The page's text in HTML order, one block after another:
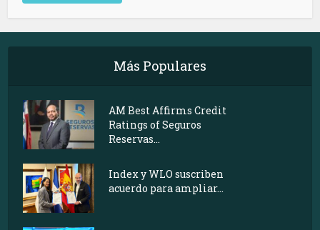
Más Populares
AM Best Affirms Credit
Ratings of Seguros
Reservas...
Index y WLO suscriben
acuerdo para ampliar...